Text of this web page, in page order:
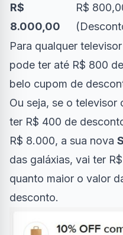
R$
8.000,00
R$
Para qualquer
pode ter até R$ 800
belo cupom de
Ou seja, se o televisor
ter R$ 400 de
R$ 8.000, a sua nova
das galáxias, vai ter
quanto maior o valor
desconto.